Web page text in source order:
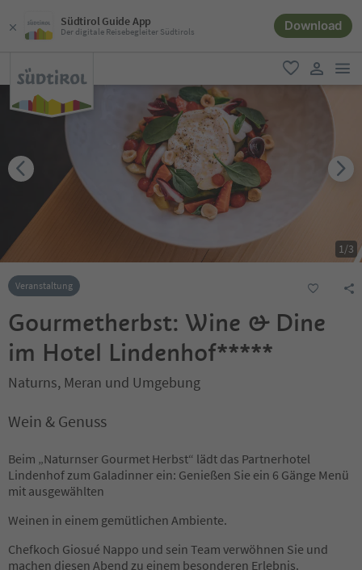
Südtirol Guide App
Der digitale Reisebegleiter Südtirols Download
favorit
user link
1/3
Veranstaltung
Gourmetherbst: Wine & Dine
im Hotel Lindenhof*****
Naturns, Meran und Umgebung
Wein & Genuss
Beim „Naturnser Gourmet Herbst“ lädt das Partnerhotel
Lindenhof zum Galadinner ein: Genießen Sie ein 6 Gänge Menü
mit ausgewählten
Weinen in einem gemütlichen Ambiente.
Chefkoch Giosué Nappo und sein Team verwöhnen Sie und
machen diesen Abend zu einem besonderen Erlebnis.